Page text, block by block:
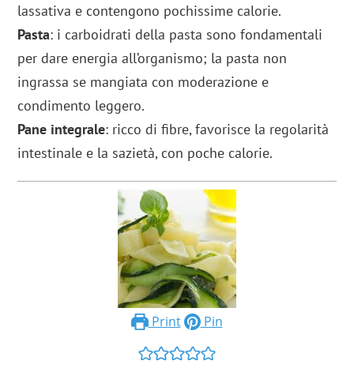
lassativa e contengono pochissime calorie.
Pasta: i carboidrati della pasta sono fondamentali
per dare energia all’organismo; la pasta non
ingrassa se mangiata con moderazione e
condimento leggero.
Pane integrale: ricco di fibre, favorisce la regolarità
intestinale e la sazietà, con poche calorie.
Print Pin